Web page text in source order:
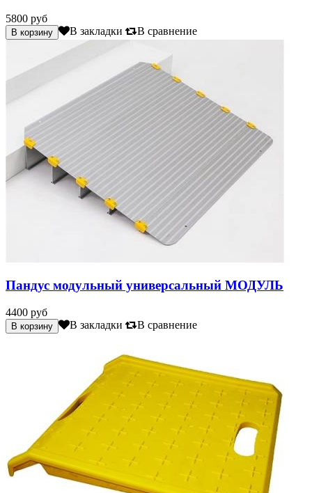
5800 руб
В закладки В сравнение
Пандус модульный универсальный МОДУЛЬ
4400 руб
В закладки В сравнение